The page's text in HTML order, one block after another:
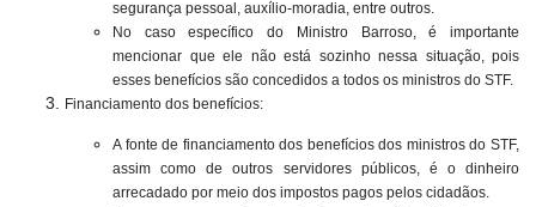
segurança pessoal, auxílio-moradia, entre outros.
No caso específico do Ministro Barroso, é importante
mencionar que ele não está sozinho nessa situação, pois
esses benefícios são concedidos a todos os ministros do STF.
Financiamento dos benefícios:
A fonte de financiamento dos benefícios dos ministros do STF,
assim como de outros servidores públicos, é o dinheiro
arrecadado por meio dos impostos pagos pelos cidadãos.